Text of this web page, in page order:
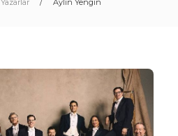
Yazarlar Aylin Yengin